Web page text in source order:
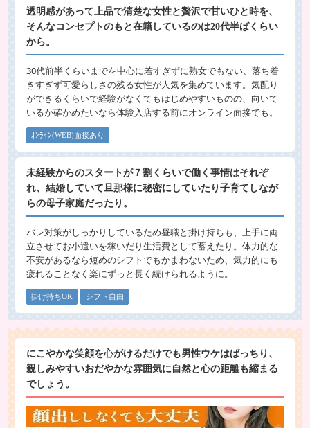
透明感があって上品で清楚な女性と贅沢で甘いひと時を、
そんなコンセプトのもと在籍しているのは20代半ばくらい
から。
30代前半くらいまでを中心に若すぎずに熟女でもない、落ち着
きすぎず可愛らしさの残る女性が人気を集めています。気配り
ができるくらいで経験がなくてもはじめやすいものの、向いて
いるか確かめたいなら体験入店する前にオンライン面接でも。
ｵﾝﾗｲﾝ(WEB)面接あり
未経験からのスタートが７割くらいで働く事情はそれぞ
れ、結婚していて旦那様に秘密にしていたり子育てしなが
らの母子家庭だったり。
バレ対策がしっかりしているため昼職と掛け持ちも、上手に両
立させてお小遣いを稼いだり生活費として蓄えたり。体力的な
不安があるなら短めのシフトでもかまわないため、気力的にも
疲れることなく楽にずっと長く続けられるように。
掛け持ちOK シフト自由
にこやかな笑顔を心がけるだけでも男性ウケはばっちり、
親しみやすいおだやかな雰囲気に自然と心の距離も縮まる
でしょう。